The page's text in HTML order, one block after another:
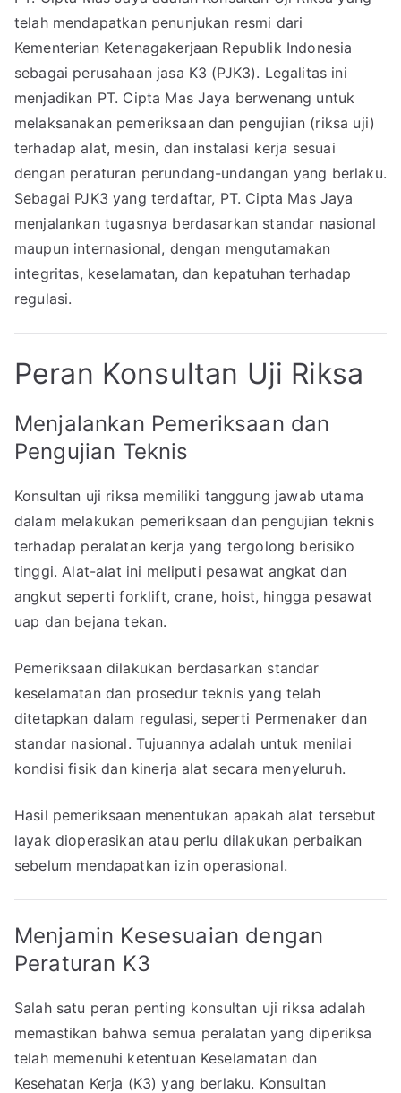
telah mendapatkan penunjukan resmi dari
Kementerian Ketenagakerjaan Republik Indonesia
sebagai perusahaan jasa K3 (PJK3). Legalitas ini
menjadikan PT. Cipta Mas Jaya berwenang untuk
melaksanakan pemeriksaan dan pengujian (riksa uji)
terhadap alat, mesin, dan instalasi kerja sesuai
dengan peraturan perundang-undangan yang berlaku.
Sebagai PJK3 yang terdaftar, PT. Cipta Mas Jaya
menjalankan tugasnya berdasarkan standar nasional
maupun internasional, dengan mengutamakan
integritas, keselamatan, dan kepatuhan terhadap
regulasi.
Peran Konsultan Uji Riksa
Menjalankan Pemeriksaan dan
Pengujian Teknis
Konsultan uji riksa memiliki tanggung jawab utama
dalam melakukan pemeriksaan dan pengujian teknis
terhadap peralatan kerja yang tergolong berisiko
tinggi. Alat-alat ini meliputi pesawat angkat dan
angkut seperti forklift, crane, hoist, hingga pesawat
uap dan bejana tekan.
Pemeriksaan dilakukan berdasarkan standar
keselamatan dan prosedur teknis yang telah
ditetapkan dalam regulasi, seperti Permenaker dan
standar nasional. Tujuannya adalah untuk menilai
kondisi fisik dan kinerja alat secara menyeluruh.
Hasil pemeriksaan menentukan apakah alat tersebut
layak dioperasikan atau perlu dilakukan perbaikan
sebelum mendapatkan izin operasional.
Menjamin Kesesuaian dengan
Peraturan K3
Salah satu peran penting konsultan uji riksa adalah
memastikan bahwa semua peralatan yang diperiksa
telah memenuhi ketentuan Keselamatan dan
Kesehatan Kerja (K3) yang berlaku. Konsultan